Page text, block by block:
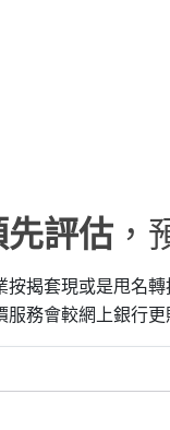
評估 ，
按揭套現或是甩名
服務會較網上銀行